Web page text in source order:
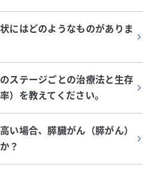
にはどのようなものがありま
ステージごとの治療法と生存
）を教えてください。
い場合、膵臓がん（膵がん）
？